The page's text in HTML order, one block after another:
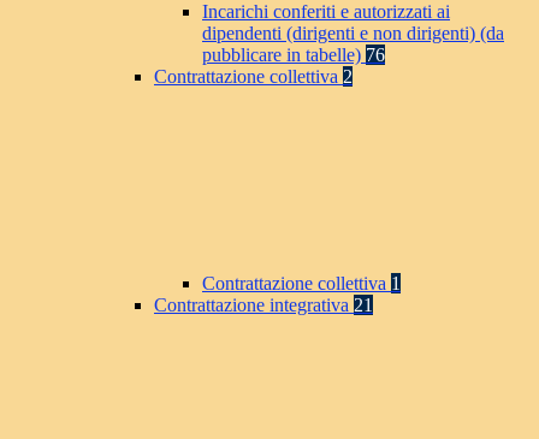
Incarichi conferiti e autorizzati ai
dipendenti (dirigenti e non dirigenti) (da
pubblicare in tabelle) 76
Contrattazione collettiva 2
Contrattazione collettiva 1
Contrattazione integrativa 21